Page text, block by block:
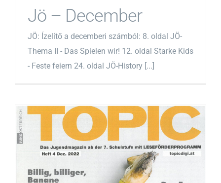
Jö – December
JÖ: Ízelítő a decemberi számból: 8. oldal JÖ-
Thema II - Das Spielen wir! 12. oldal Starke Kids
- Feste feiern 24. oldal JÖ-History [...]